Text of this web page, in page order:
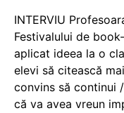
INTERVIU
Festivalului de
aplicat ideea la o
elevi să citească
convins să continui
că va avea vreun